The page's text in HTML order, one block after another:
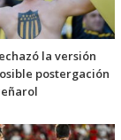
la versión
postergación